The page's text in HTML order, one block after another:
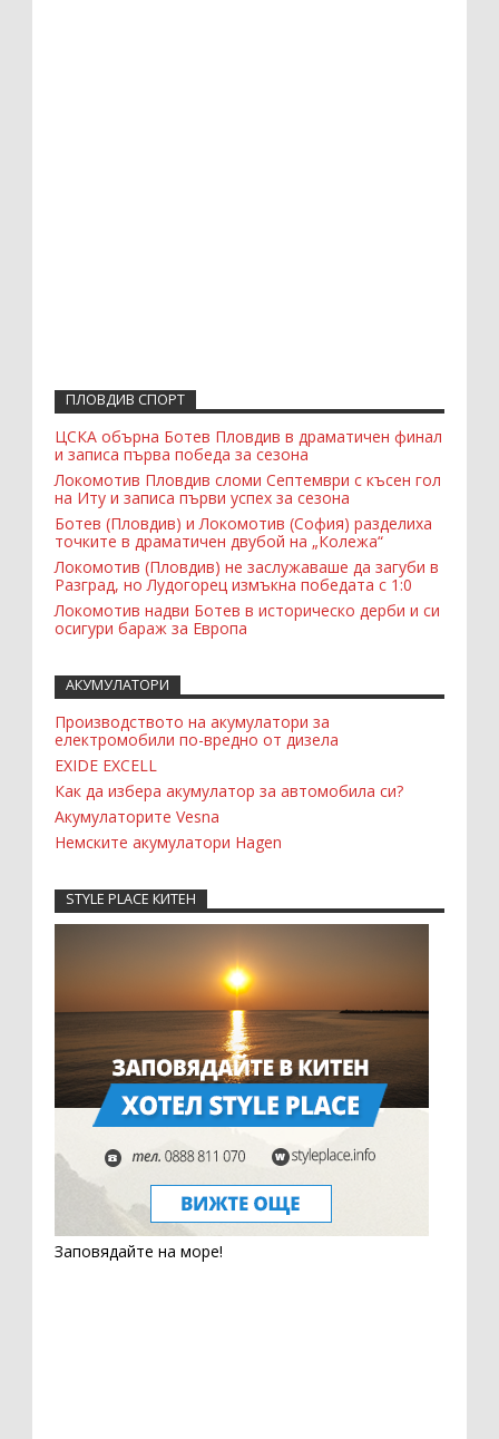
ПЛОВДИВ СПОРТ
ЦСКА обърна Ботев Пловдив в драматичен финал
и записа първа победа за сезона
Локомотив Пловдив сломи Септември с късен гол
на Иту и записа първи успех за сезона
Ботев (Пловдив) и Локомотив (София) разделиха
точките в драматичен двубой на „Колежа“
Локомотив (Пловдив) не заслужаваше да загуби в
Разград, но Лудогорец измъкна победата с 1:0
Локомотив надви Ботев в историческо дерби и си
осигури бараж за Европа
АКУМУЛАТОРИ
Производството на акумулатори за
електромобили по-вредно от дизела
EXIDE EXCELL
Как да избера акумулатор за автомобила си?
Акумулаторите Vesna
Немските акумулатори Hagen
STYLE PLACE КИТЕН
Заповядайте на море!